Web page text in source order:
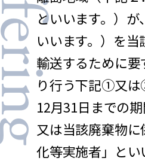
といいます。）
いいます。）を
輸送するために
り行う下記①又は
12月31日までの
又は当該廃棄物
化等実施者」と